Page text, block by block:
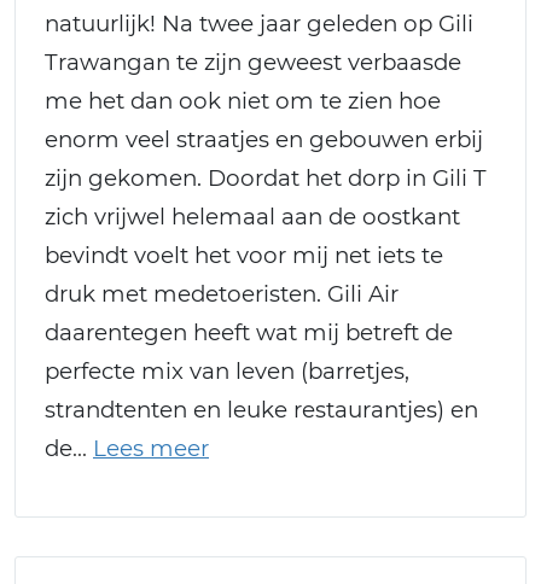
natuurlijk! Na twee jaar geleden op Gili
Trawangan te zijn geweest verbaasde
me het dan ook niet om te zien hoe
enorm veel straatjes en gebouwen erbij
zijn gekomen. Doordat het dorp in Gili T
zich vrijwel helemaal aan de oostkant
bevindt voelt het voor mij net iets te
druk met medetoeristen. Gili Air
daarentegen heeft wat mij betreft de
perfecte mix van leven (barretjes,
strandtenten en leuke restaurantjes) en
de